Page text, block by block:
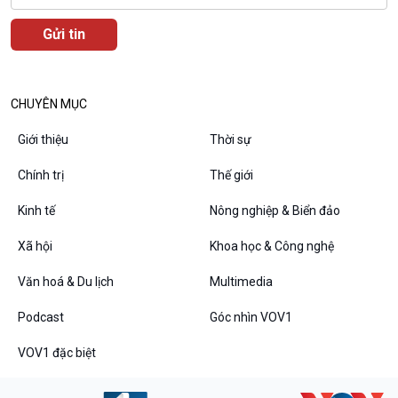
Bình luận
10 phút Sự kiện - Luận bàn
Dòng chảy sự kiện
Diễn đàn chủ nhật
Chuyện đêm
CHUYÊN MỤC
Giới thiệu Thời sự
Chính trị Thế giới
Kinh tế Nông nghiệp & Biển đảo
Xã hội Khoa học & Công nghệ
Văn hoá & Du lịch Multimedia
Podcast Góc nhìn VOV1
VOV1 đặc biệt